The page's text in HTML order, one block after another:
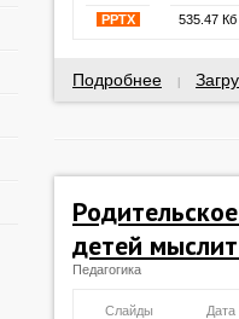
PPTX
535.47 Кб
Подробнее
детей
Педагогика
Слайды
Дата